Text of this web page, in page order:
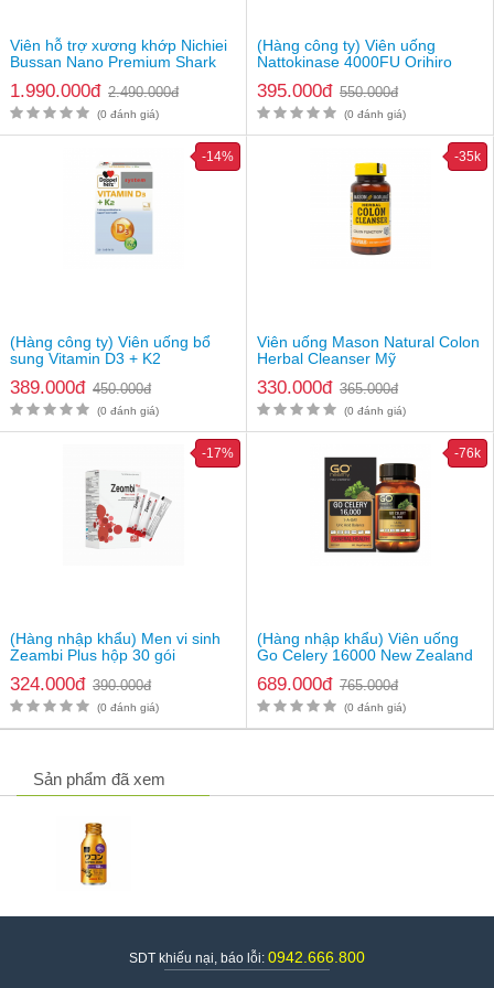
259.000vnđ/ lốc 6 chai
dụng thay thế thuốc chữa bệnh. Hiệu quả sử dụng tuỳ thuộc cơ
địa từng người
Viên hỗ trợ xương khớp Nichiei
Bussan Nano Premium Shark
1.990.000đ 2.490.000đ
(0 đánh giá)
(Hàng công ty) Viên uống
Nattokinase 4000FU Orihiro
395.000đ 550.000đ
(0 đánh giá)
(Hàng công ty) Viên uống bổ
sung Vitamin D3 + K2
389.000đ 450.000đ
-14%
(0 đánh giá)
Viên uống Mason Natural Colon
Herbal Cleanser Mỹ
330.000đ 365.000đ
-35k
(0 đánh giá)
(Hàng nhập khẩu) Men vi sinh
Zeambi Plus hộp 30 gói
324.000đ 390.000đ
-17%
(0 đánh giá)
(Hàng nhập khẩu) Viên uống
Go Celery 16000 New Zealand
689.000đ 765.000đ
-76k
(0 đánh giá)
Sản phẩm đã xem
SDT khiếu nại, báo lỗi: 0942.666.800